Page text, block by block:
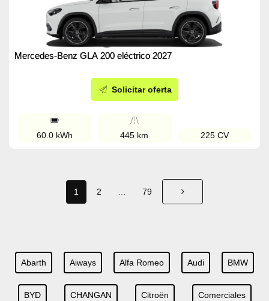
Mercedes-Benz GLA 200 eléctrico 2027
Solicitar oferta
60.0 kWh 445 km 225 CV
1 2 … 79
Abarth Aiways Alfa Romeo Audi BMW
BYD CHANGAN Citroën Comerciales